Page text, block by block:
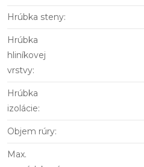
Hrúbka steny:
Hrúbka
hliníkovej
vrstvy:
Hrúbka
izolácie:
Objem rúry:
Max.